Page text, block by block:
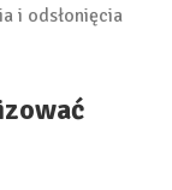
i odsłonięcia